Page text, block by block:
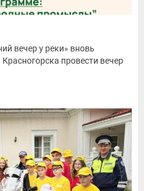
вечер у реки» вновь
провести вечер